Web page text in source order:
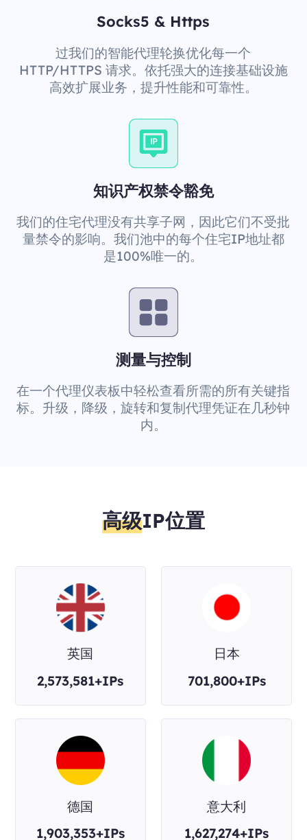
Socks5 & Https
过我们的智能代理轮换优化每一个
HTTP/HTTPS 请求。依托强大的连接基础设施
高效扩展业务，提升性能和可靠性。
知识产权禁令豁免
我们的住宅代理没有共享子网，因此它们不受批
量禁令的影响。我们池中的每个住宅IP地址都
是100%唯一的。
测量与控制
在一个代理仪表板中轻松查看所需的所有关键指
标。升级，降级，旋转和复制代理凭证在几秒钟
内。
高级IP位置
英国
2,573,581+IPs
日本
701,800+IPs
德国
1,903,353+IPs
意大利
1,627,274+IPs